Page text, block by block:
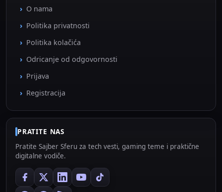
O nama
Politika privatnosti
Politika kolačića
Odricanje od odgovornosti
Prijava
Registracija
PRATITE NAS
Pratite Sajber Sferu za tech vesti, gaming teme i praktične
digitalne vodiče.